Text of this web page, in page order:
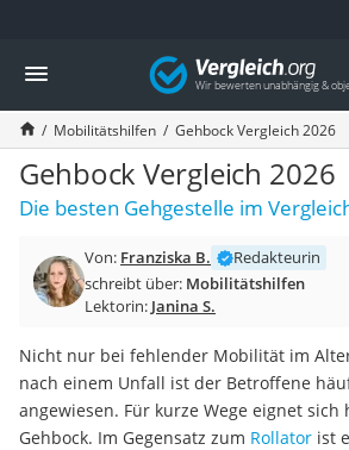
Die beliebtesten Vergleiche nach Kategorie
Drogerie
Inhalator
Haarschneider
Rollator
Braun Rasierer
Katzenklappe (Chip)
Masturbator
Massagepistole
Reisehaartrockner
Eiweißpulver
Magnesiumpräparat
Katzenklappe
Vergleich
Mobilitätshilfen Gehbock Vergleich 2026
Gehbock Vergleich 2026
Die besten Gehgestelle im
Von: Franziska B.
Redakteurin
schreibt über: Mobilitätshilfen
Lektorin: Janina S.
Nicht nur bei fehlender Mobilität im
nach einem Unfall ist der Betroffene
angewiesen. Für kurze Wege eignet sich
Gehbock. Im Gegensatz zum Rollator ist